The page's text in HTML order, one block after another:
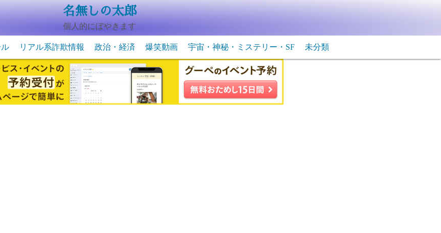
名無しの太郎
個人的にぼやきます
リアル系詐欺情報 政治・経済 爆笑動画
動物系の爆笑動画
宇宙・神秘・ミステリー・SF
未確認生物・飛行物体
宇宙・ＳＦ
未分類